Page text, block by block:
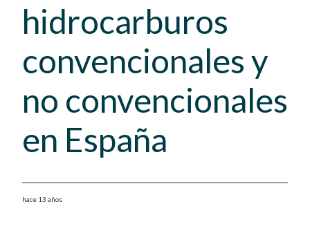
hidrocarburos
convencionales y
no convencionales
en España
hace 13 años